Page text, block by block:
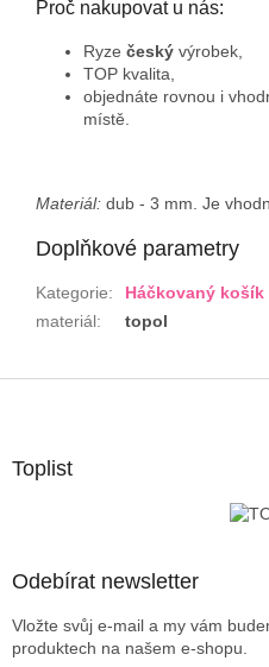
Proč nakupovat u nás:
Ryze český výrobek,
TOP kvalita,
objednáte rovnou i
místě.
Materiál: dub - 3 mm. Je
Doplňkové parametry
Kategorie:
Háčkovaný košík
materiál: topol
Toplist
Odebírat newsletter
Vložte svůj e-mail a my vám
produktech na našem e-shopu.